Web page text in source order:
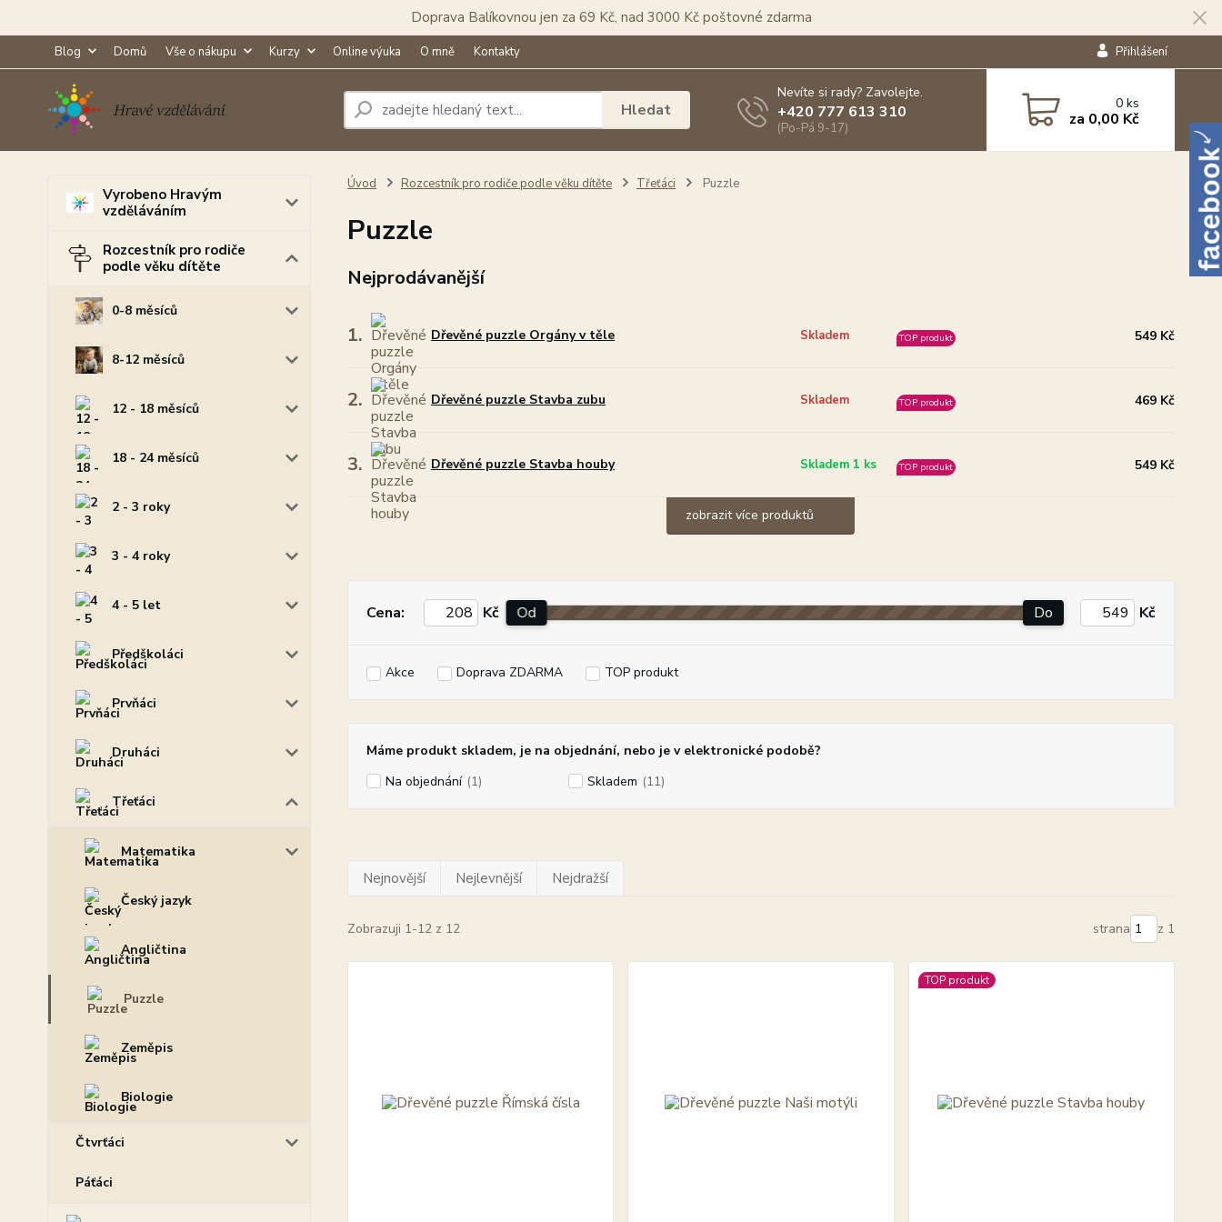
Doprava Balíkovnou jen za 69 Kč, nad 3000 Kč poštovné zdarma
Blog Domů Vše o nákupu Kurzy Online výuka O mně Kontakty Přihlášení
Hledat
Nevíte si rady? Zavolejte.
+420 777 613 310
(Po-Pá 9-17)
0ks
za 0,00 Kč
Vyrobeno Hravým
vzděláváním
Rozcestník pro rodiče
podle věku dítěte
0-8 měsíců
8-12 měsíců
12 - 18 měsíců
18 - 24 měsíců
2 - 3 roky
3 - 4 roky
4 - 5 let
Předškoláci
Prvňáci
Druháci
Třeťáci
Matematika
Český jazyk
Angličtina
Puzzle
Zeměpis
Biologie
Čtvrťáci
Páťáci
Úvod Rozcestník pro rodiče podle věku dítěte Třeťáci Puzzle
Puzzle
Nejprodávanější
1. Dřevěné puzzle Orgány v těle Skladem TOP produkt 549 Kč
2. Dřevěné puzzle Stavba zubu Skladem TOP produkt 469 Kč
3. Dřevěné puzzle Stavba houby Skladem 1 ks TOP produkt 549 Kč
zobrazit více produktů
Cena: Kč Od Do Kč
Akce Doprava ZDARMA TOP produkt
Máme produkt skladem, je na objednání, nebo je v elektronické podobě?
Na objednání (1) Skladem (11)
Nejnovější Nejlevnější Nejdražší
Zobrazuji 1-12 z 12 strana z 1
TOP produkt